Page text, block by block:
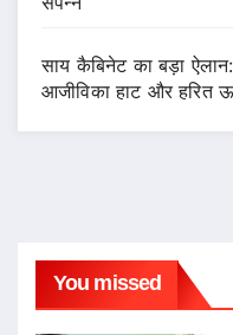
साय कैबिनेट का बड़ा
आजीविका हाट और हरित
You missed